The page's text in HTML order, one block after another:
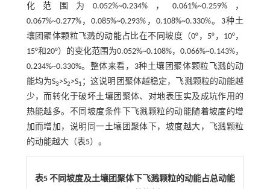
化范围为0.052%~0.234%，0.061%~0.259%，
0.067%~0.277%，0.085%~0.293%，0.108%~0.330%。3种土
壤团聚体颗粒飞溅的动能占比在不同坡度（0°，5°，10°，
15°和20°）的变化范围为0.052%~0.108%，0.066%~0.143%，
0.234%~0.330%。整体来看，3种土壤团聚体颗粒飞溅的动
能均为S3>S2>S1 ；这说明团聚体越稳定，飞溅颗粒的动能越
少，而转化于破坏土壤团聚体、对地表压实及成坑作用的
热能越多。不同坡度条件下飞溅颗粒的动能随着坡度的增
加而增加，说明同一土壤团聚体下，坡度越大，飞溅颗粒
的动能越大（表5）。
表5 不同坡度及土壤团聚体下飞溅颗粒的动能占总动能